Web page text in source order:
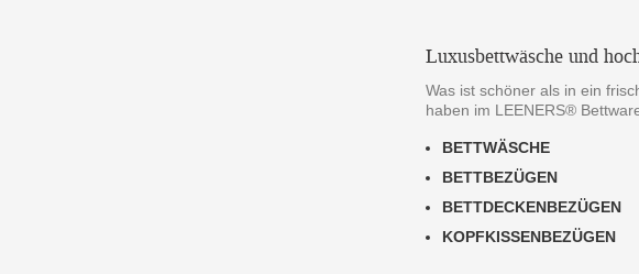
Luxusbettwäsche und
Was ist schöner als in ein
haben im LEENERS®
BETTWÄSCHE
BETTBEZÜGEN
BETTDECKENBEZÜGEN
KOPFKISSENBEZÜGEN